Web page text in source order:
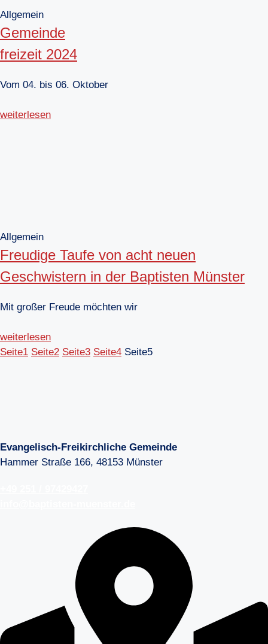
Allgemein
Gemeinde
freizeit 2024
Vom 04. bis 06. Oktober
weiterlesen
Allgemein
Freudige Taufe von acht neuen
Geschwistern in der Baptisten Münster
Mit großer Freude möchten wir
weiterlesen
Seite1 Seite2 Seite3 Seite4 Seite5
Evangelisch-Freikirchliche Gemeinde
Hammer Straße 166, 48153 Münster